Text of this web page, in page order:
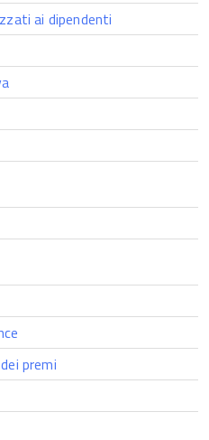
ai dipendenti
premi